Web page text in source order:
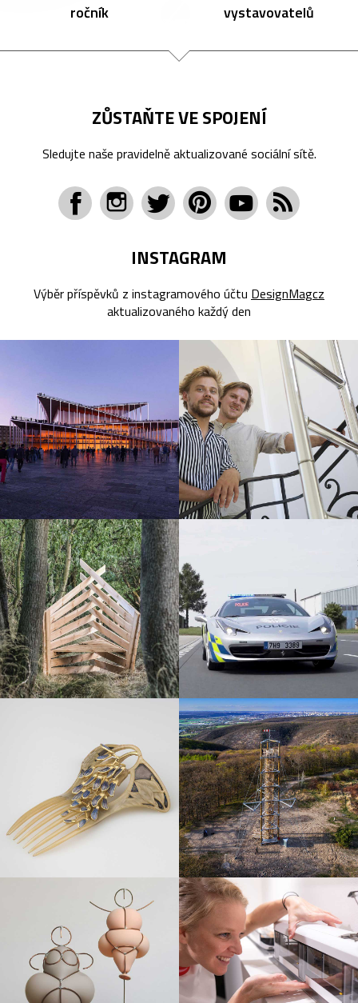
ročník vystavovatelů
ZŮSTAŇTE VE SPOJENÍ
Sledujte naše pravidelně aktualizované sociální sítě.
INSTAGRAM
Výběr příspěvků z instagramového účtu DesignMagcz
aktualizovaného každý den